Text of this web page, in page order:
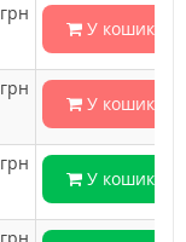
грн
У кошик
грн
У кошик
грн
У кошик